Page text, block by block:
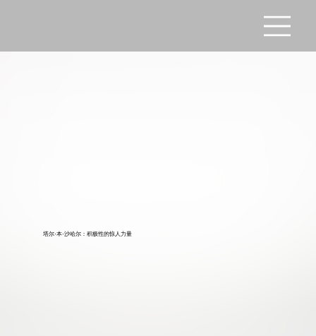
塔尔·本·沙哈尔：积极性的惊人力量